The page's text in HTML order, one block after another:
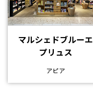
マルシェドブルーエ
プリュス
アピア